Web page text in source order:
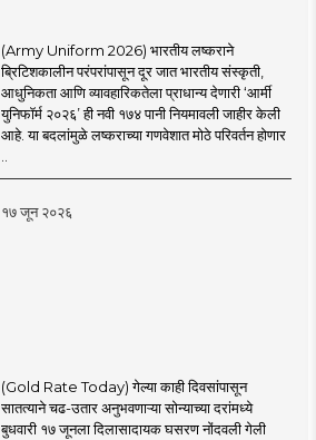
(Army Uniform 2026) भारतीय लष्कराने
ब्रिटिशकालीन परंपरांपासून दूर जात भारतीय संस्कृती,
आधुनिकता आणि व्यावहारिकतेला प्राधान्य देणारी ‘आर्मी
युनिफॉर्म २०२६’ ही नवी १७४ पानी नियमावली जाहीर केली
आहे. या बदलांमुळे लष्कराच्या गणवेशात मोठे परिवर्तन होणार
१७ जून २०२६
(Gold Rate Today) गेल्या काही दिवसांपासून
सातत्याने चढ-उतार अनुभवणाऱ्या सोन्याच्या दरांमध्ये
बुधवारी १७ जूनला दिलासादायक घसरण नोंदवली गेली